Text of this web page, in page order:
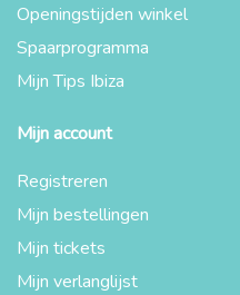
Openingstijden winkel
Spaarprogramma
Mijn Tips Ibiza
Mijn account
Registreren
Mijn bestellingen
Mijn tickets
Mijn verlanglijst